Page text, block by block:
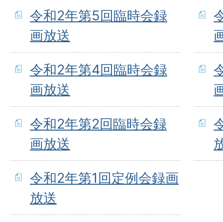
令和2年第5回臨時会録
画放送
令和2年第4回臨時会録
画放送
令和2年第2回臨時会録
画放送
令和2年第1回定例会録画
放送